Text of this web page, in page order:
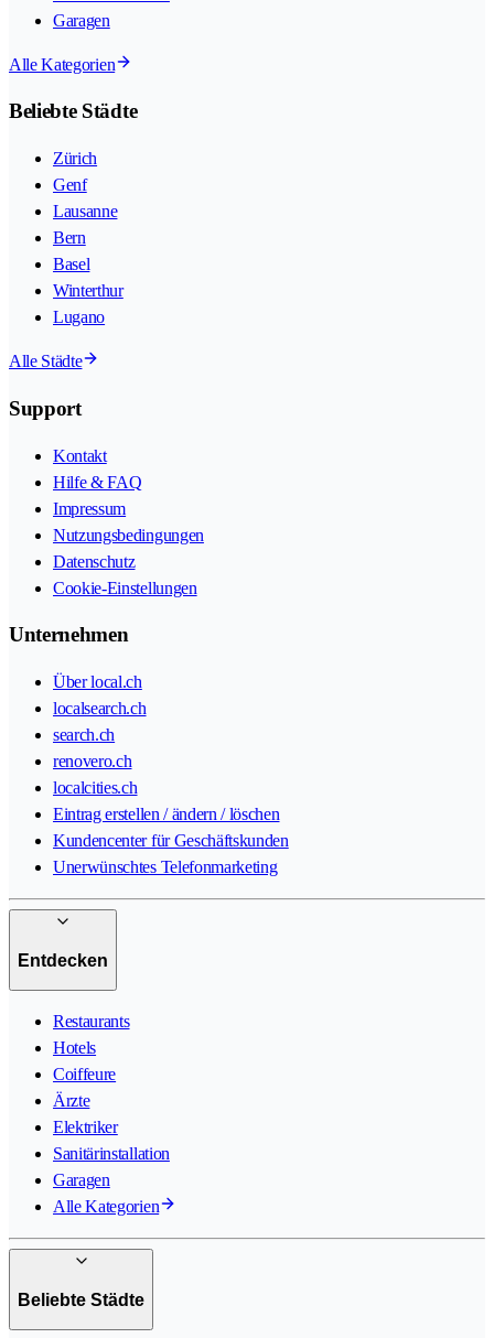
Garagen
Alle Kategorien
Beliebte Städte
Zürich
Genf
Lausanne
Bern
Basel
Winterthur
Lugano
Alle Städte
Support
Kontakt
Hilfe & FAQ
Impressum
Nutzungsbedingungen
Datenschutz
Cookie-Einstellungen
Unternehmen
Über local.ch
localsearch.ch
search.ch
renovero.ch
localcities.ch
Eintrag erstellen / ändern / löschen
Kundencenter für Geschäftskunden
Unerwünschtes Telefonmarketing
Entdecken
Restaurants
Hotels
Coiffeure
Ärzte
Elektriker
Sanitärinstallation
Garagen
Alle Kategorien
Beliebte Städte